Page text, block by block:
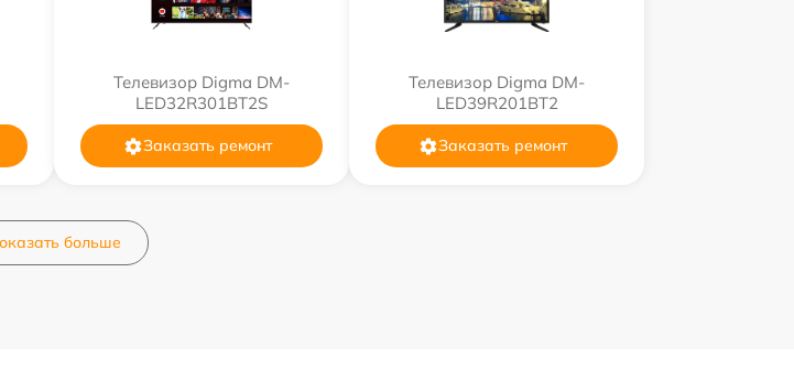
Телевизор Digma DM-
LED32R301BT2S
Заказать ремонт
Телевизор Digma DM-
LED39R201BT2
Заказать ремонт
больше